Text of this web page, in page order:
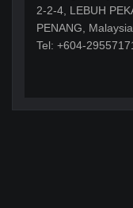
2-2-4, LEBUH
PENANG, Malaysia
Tel: +604-